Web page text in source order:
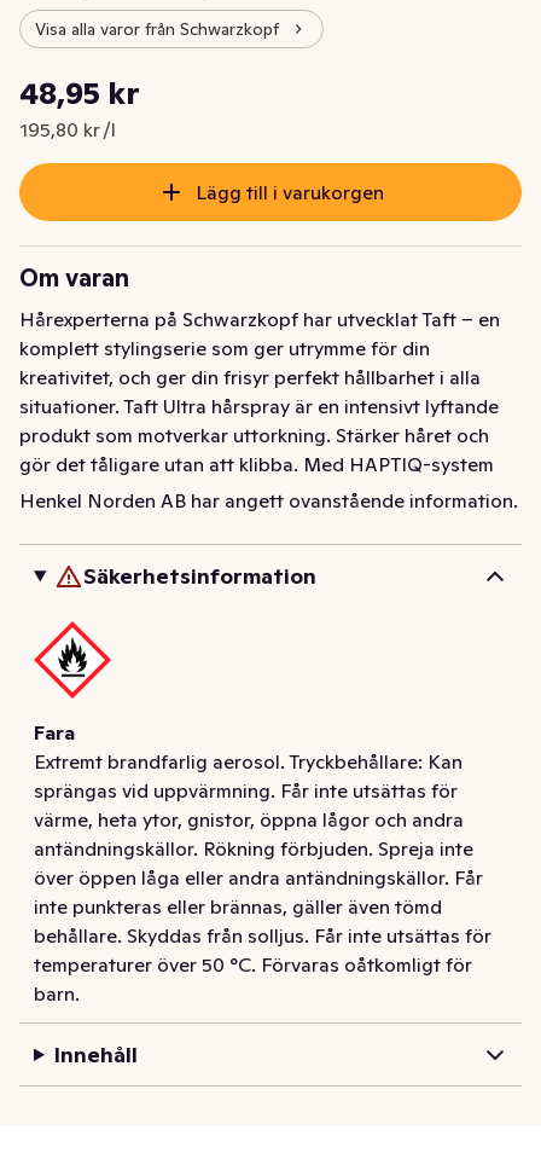
Visa alla varor från Schwarzkopf
Nuvarande pris är: 48,95 kr
48,95 kr
195,80 kr /l
Styckpris: 195,80 kr /l
Lägg till i varukorgen
Om varan
Hårexperterna på Schwarzkopf har utvecklat Taft – en
komplett stylingserie som ger utrymme för din
kreativitet, och ger din frisyr perfekt hållbarhet i alla
situationer. Taft Ultra hårspray är en intensivt lyftande
produkt som motverkar uttorkning. Stärker håret och
gör det tåligare utan att klibba. Med HAPTIQ-system
för kännbart vackra frisyrer. Lämnar inga restprodukter.
Hårexperterna på Schwarzkopf har utvecklat Taft – en
komplett stylingserie som ger utrymme för din
kreativitet, och ger din frisyr perfekt hållbarhet i alla
situationer.
Taft Ultra hårspray är en intensivt lyftande produkt som
motverkar uttorkning. Stärker håret och gör det tåligare
utan att klibba. Med HAPTIQ-system för kännbart
vackra frisyrer. Lämnar inga restprodukter.
Stadga 4/5. Silicon free formula. Passar alla hårtyper.
Henkel Norden AB har angett ovanstående information.
Säkerhetsinformation
Fara
Extremt brandfarlig aerosol. Tryckbehållare: Kan
sprängas vid uppvärmning. Får inte utsättas för
värme, heta ytor, gnistor, öppna lågor och andra
antändningskällor. Rökning förbjuden. Spreja inte
över öppen låga eller andra antändningskällor. Får
inte punkteras eller brännas, gäller även tömd
behållare. Skyddas från solljus. Får inte utsättas för
temperaturer över 50 °C. Förvaras oåtkomligt för
barn.
Innehåll